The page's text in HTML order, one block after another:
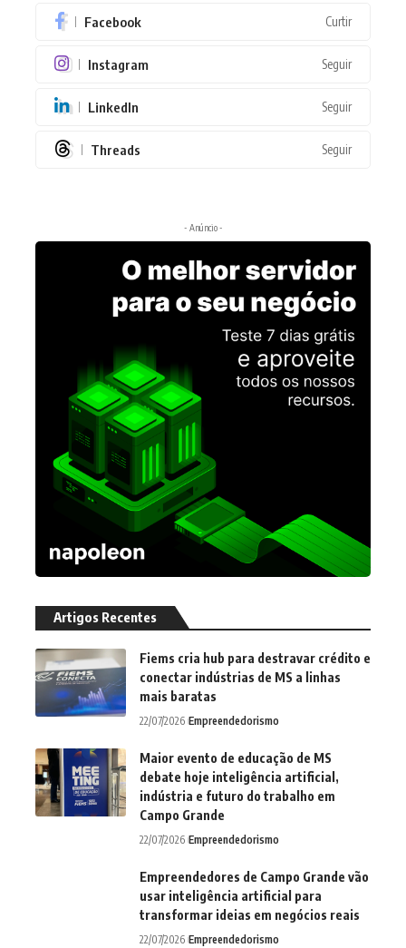
Facebook Curtir
Instagram Seguir
LinkedIn Seguir
Threads Seguir
- Anúncio -
Artigos Recentes
Fiems cria hub para destravar crédito e
conectar indústrias de MS a linhas
mais baratas
22/07/2026 Empreendedorismo
Maior evento de educação de MS
debate hoje inteligência artificial,
indústria e futuro do trabalho em
Campo Grande
22/07/2026 Empreendedorismo
Empreendedores de Campo Grande vão
usar inteligência artificial para
transformar ideias em negócios reais
22/07/2026 Empreendedorismo